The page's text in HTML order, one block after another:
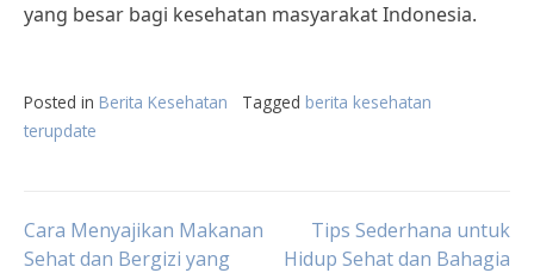
yang besar bagi kesehatan masyarakat Indonesia.
Posted in Berita Kesehatan Tagged berita kesehatan
terupdate
Post
Cara Menyajikan Makanan
Sehat dan Bergizi yang
Tips Sederhana untuk
Hidup Sehat dan Bahagia